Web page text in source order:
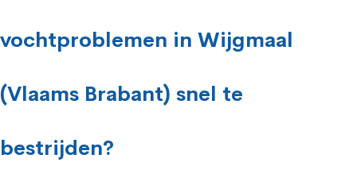
vochtproblemen in Wijgmaal
(Vlaams Brabant) snel te
bestrijden?